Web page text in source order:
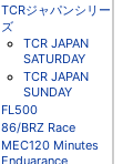
TCRジャパンシリー
ズ
TCR JAPAN
SATURDAY
TCR JAPAN
SUNDAY
FL500
86/BRZ Race
MEC120 Minutes
Enduarance